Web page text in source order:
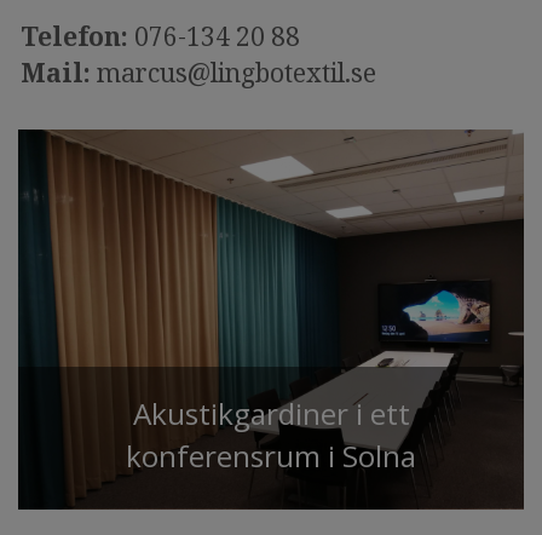
Telefon: 076-134 20 88
Mail: marcus@lingbotextil.se
Akustikgardiner i ett
konferensrum i Solna